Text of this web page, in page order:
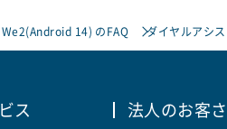
14) のFAQ ダイヤルアシ
ス 法人のお客